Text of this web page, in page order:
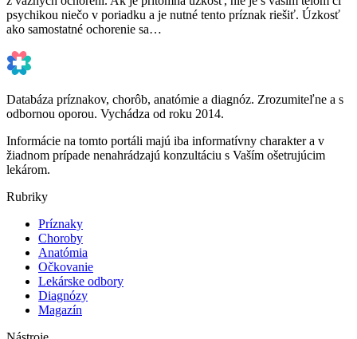
psychikou niečo v poriadku a je nutné tento príznak riešiť. Úzkosť
ako samostatné ochorenie sa…
Databáza príznakov, chorôb, anatómie a diagnóz. Zrozumiteľne a s
odbornou oporou. Vychádza od roku 2014.
Informácie na tomto portáli majú iba informatívny charakter a v
žiadnom prípade nenahrádzajú konzultáciu s Vaším ošetrujúcim
lekárom.
Rubriky
Príznaky
Choroby
Anatómia
Očkovanie
Lekárske odbory
Diagnózy
Magazín